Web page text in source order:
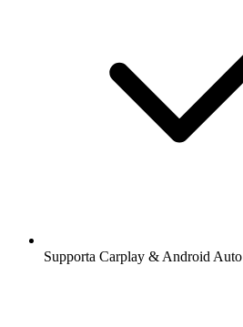
Supporta Carplay & Android Auto